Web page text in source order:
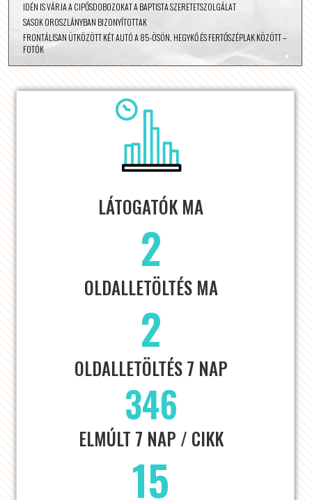
IDÉN IS VÁRJA A CIPŐSDOBOZOKAT A BAPTISTA SZERETETSZOLGÁLAT
SASOK OROSZLÁNYBAN BIZONYÍTOTTAK
FRONTÁLISAN ÜTKÖZÖTT KÉT AUTÓ A 85-ÖSÖN, HEGYKŐ ÉS FERTŐSZÉPLAK KÖZÖTT –
FOTÓK
LÁTOGATÓK MA
2
OLDALLETÖLTÉS MA
2
OLDALLETÖLTÉS 7 NAP
346
ELMÚLT 7 NAP / CIKK
15